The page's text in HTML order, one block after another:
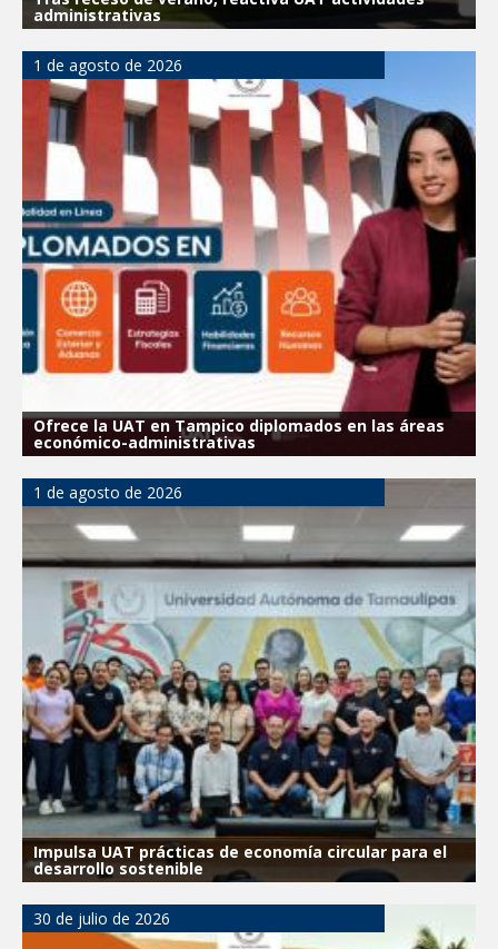
administrativas
1 de agosto de 2026
Ofrece la UAT en Tampico diplomados en las áreas
económico-administrativas
1 de agosto de 2026
Impulsa UAT prácticas de economía circular para el
desarrollo sostenible
30 de julio de 2026